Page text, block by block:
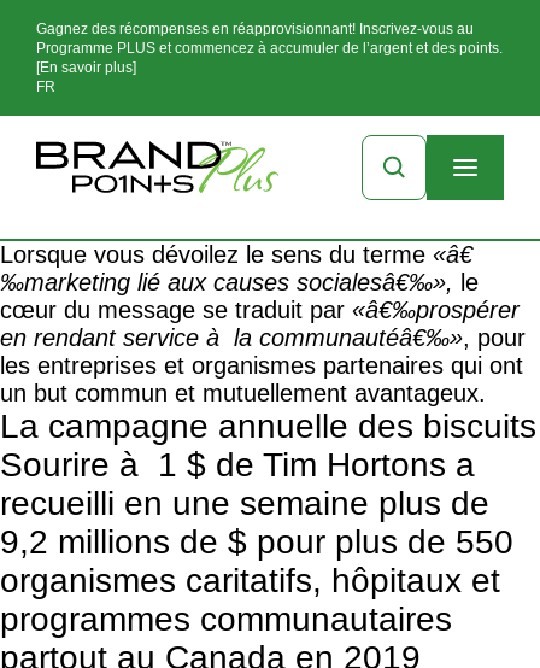
Gagnez des récompenses en réapprovisionnant! Inscrivez-vous au
Programme PLUS et commencez à accumuler de l’argent et des points.
[En savoir plus]
FR
Lorsque vous dévoilez le sens du terme «â€
‰marketing lié aux causes socialesâ€‰», le
cœur du message se traduit par «â€‰prospérer
en rendant service à la communautéâ€‰», pour
les entreprises et organismes partenaires qui ont
un but commun et mutuellement avantageux.
La campagne annuelle des biscuits
Sourire à 1 $ de Tim Hortons a
recueilli en une semaine plus de
9,2 millions de $ pour plus de 550
organismes caritatifs, hôpitaux et
programmes communautaires
partout au Canada en 2019